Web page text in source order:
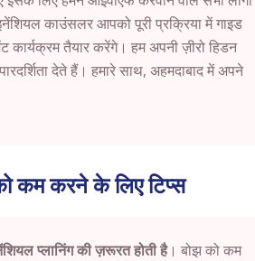
काउंसलर आपको पूरी प्रक्रिया में गाइड
तैयार करेंगे। हम अपनी ज़ीरो हिडन
देते हैं। हमारे साथ, अहमदाबाद में अपने
कम करने के लिए टिप्स
प्लानिंग की ज़रूरत होती है। बोझ को कम